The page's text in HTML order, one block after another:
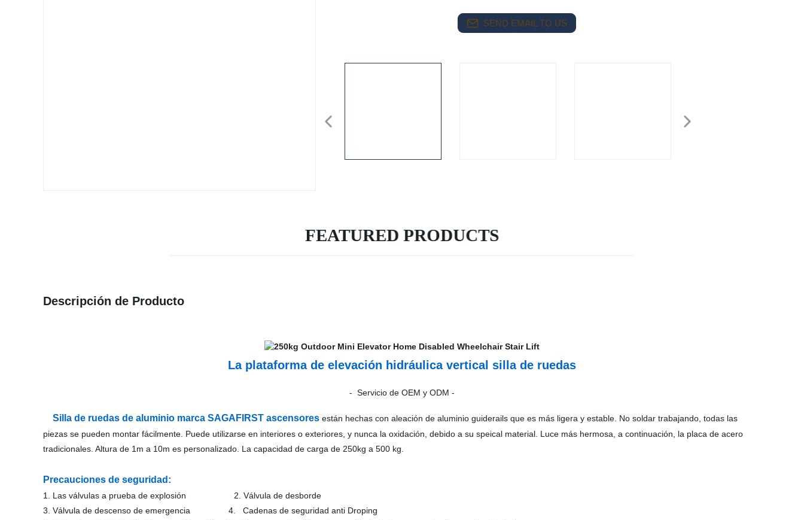
SEND EMAIL TO US
FEATURED PRODUCTS
Descripción de Producto
La plataforma de elevación hidráulica vertical silla de ruedas
- Servicio de OEM y ODM -
Silla de ruedas de aluminio marca SAGAFIRST ascensores están hechas con aleación de aluminio guiderails que es más ligera y estable. No soldar trabajando, todas las
piezas se pueden montar fácilmente. Puede utilizarse en interiores o exteriores, y nunca la oxidación, debido a su speical material. Luce más hermosa, a continuación, la placa de acero
tradicionales. Altura de 1m a 10m es personalizado. La capacidad de carga de 250kg a 500 kg.
Precauciones de seguridad:
1. Las válvulas a prueba de explosión 2. Válvula de desborde
3. Válvula de descenso de emergencia 4. Cadenas de seguridad anti Droping